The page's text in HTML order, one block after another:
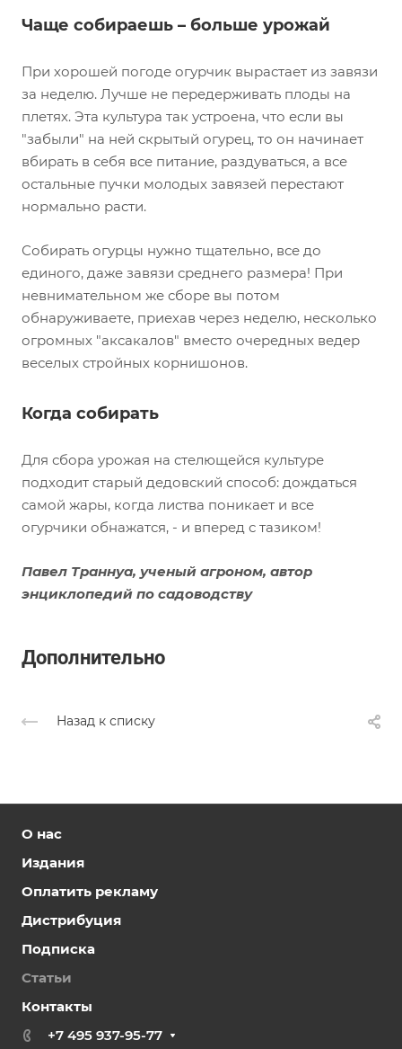
Чаще собираешь – больше урожай
При хорошей погоде огурчик вырастает из завязи
за неделю. Лучше не передерживать плоды на
плетях. Эта культура так устроена, что если вы
"забыли" на ней скрытый огурец, то он начинает
вбирать в себя все питание, раздуваться, а все
остальные пучки молодых завязей перестают
нормально расти.
Собирать огурцы нужно тщательно, все до
единого, даже завязи среднего размера! При
невнимательном же сборе вы потом
обнаруживаете, приехав через неделю, несколько
огромных "аксакалов" вместо очередных ведер
веселых стройных корнишонов.
Когда собирать
Для сбора урожая на стелющейся культуре
подходит старый дедовский способ: дождаться
самой жары, когда листва поникает и все
огурчики обнажатся, - и вперед с тазиком!
Павел Траннуа, ученый агроном, автор
энциклопедий по садоводству
Дополнительно
Назад к списку
О нас
Издания
Оплатить рекламу
Дистрибуция
Подписка
Статьи
Контакты
+7 495 937-95-77